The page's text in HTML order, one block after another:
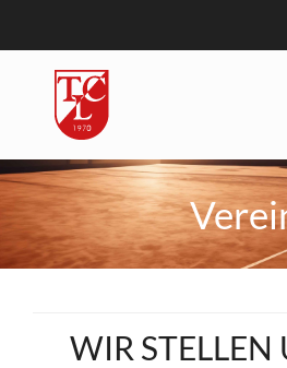
springen
VEREIN
SPORT
AKTUELLES
WIR STELLEN